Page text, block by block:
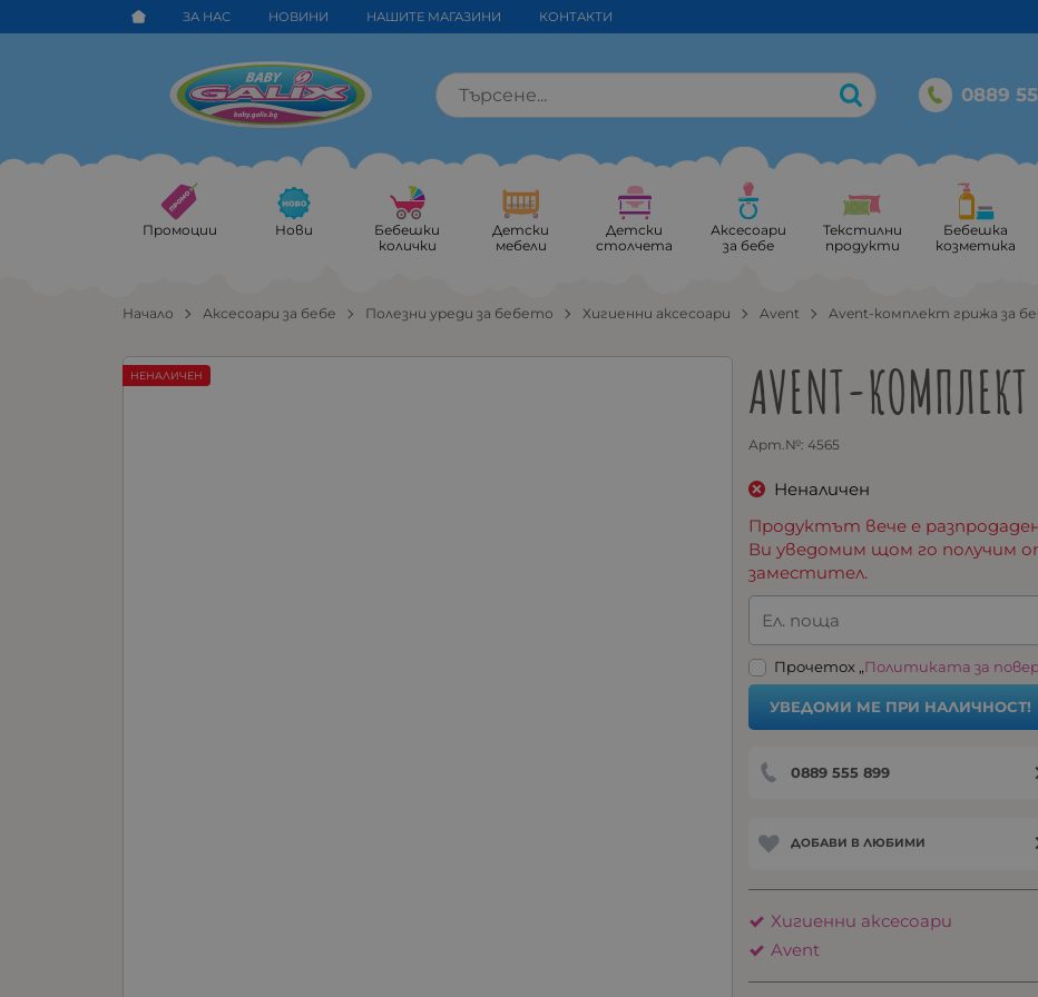
ЗА НАС НОВИНИ НАШИТЕ МАГАЗИНИ КОНТАКТИ
0889
Промоции Нови
Бебешки
колички
Детски
мебели
Детски
столчета
Аксесоари
за бебе
Текстилни
продукти
Бебешка
козметика
Начало Аксесоари за бебе Полезни уреди за бебето Хигиенни аксесоари Avent Avent-комплект грижа за
AVENT-
Арт.№: 4565
НЕНАЛИЧЕН
Неналичен
Продуктът вече е
Ви уведомим щом го получим
заместител.
Ел. поща
Прочетох „Политиката за
УВЕДОМИ МЕ ПРИ НАЛИЧНОСТ!
0889 555 899
ДОБАВИ В ЛЮБИМИ
Хигиенни аксесоари
Avent